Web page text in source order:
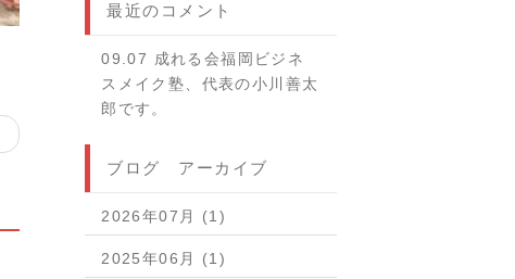
最近のコメント
09.07 成れる会福岡ビジネ
スメイク塾、代表の小川善太
郎です。
ブログ アーカイブ
2026年07月 (1)
2025年06月 (1)